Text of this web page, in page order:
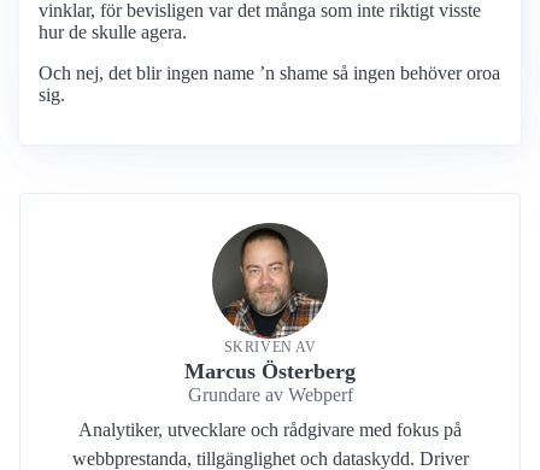
vinklar, för bevisligen var det många som inte riktigt visste
hur de skulle agera.
Och nej, det blir ingen name ’n shame så ingen behöver oroa
sig.
SKRIVEN AV
Marcus Österberg
Grundare av Webperf
Analytiker, utvecklare och rådgivare med fokus på
webbprestanda, tillgänglighet och dataskydd. Driver